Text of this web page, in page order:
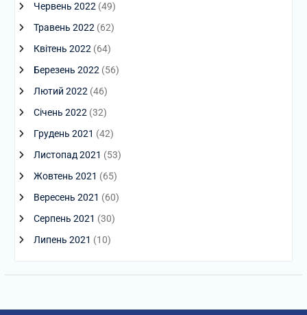
Червень 2022 (49)
Травень 2022 (62)
Квітень 2022 (64)
Березень 2022 (56)
Лютий 2022 (46)
Січень 2022 (32)
Грудень 2021 (42)
Листопад 2021 (53)
Жовтень 2021 (65)
Вересень 2021 (60)
Серпень 2021 (30)
Липень 2021 (10)